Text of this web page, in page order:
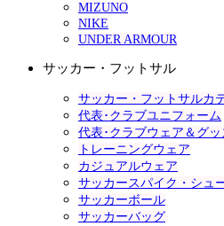
MIZUNO
NIKE
UNDER ARMOUR
サッカー・フットサル
サッカー・フットサルカ
代表･クラブユニフォーム
代表･クラブウェア＆グッ
トレーニングウェア
カジュアルウェア
サッカースパイク・シュ
サッカーボール
サッカーバッグ